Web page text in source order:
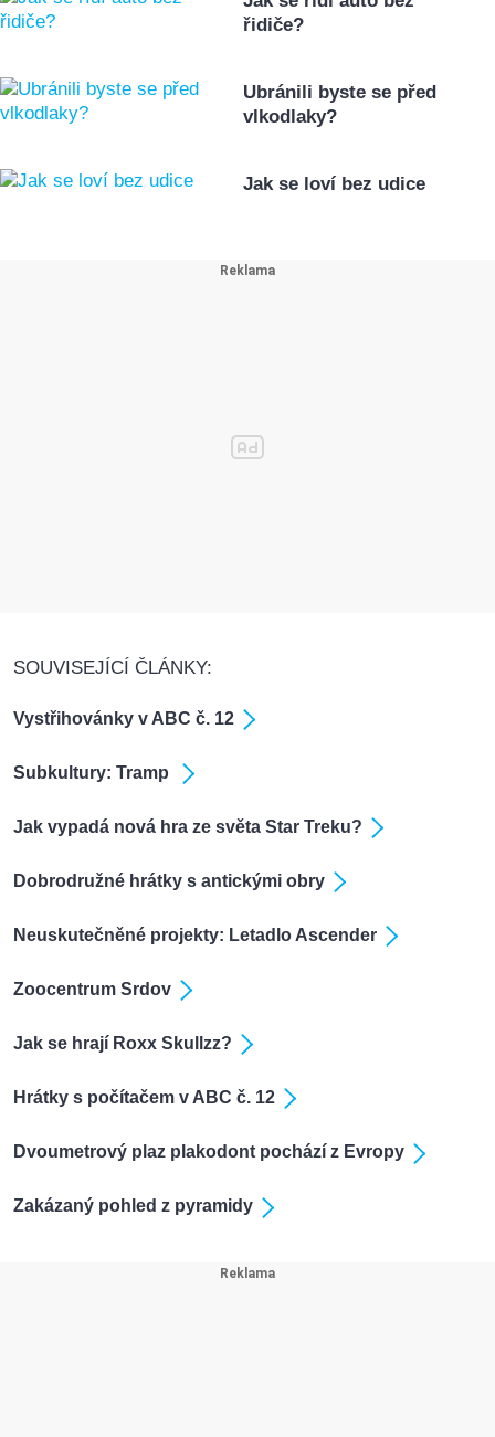
řidiče?
Ubránili byste se před
vlkodlaky?
Jak se loví bez udice
SOUVISEJÍCÍ ČLÁNKY:
Vystřihovánky v ABC č. 12
Subkultury: Tramp
Jak vypadá nová hra ze světa Star Treku?
Dobrodružné hrátky s antickými obry
Neuskutečněné projekty: Letadlo Ascender
Zoocentrum Srdov
Jak se hrají Roxx Skullzz?
Hrátky s počítačem v ABC č. 12
Dvoumetrový plaz plakodont pochází z Evropy
Zakázaný pohled z pyramidy